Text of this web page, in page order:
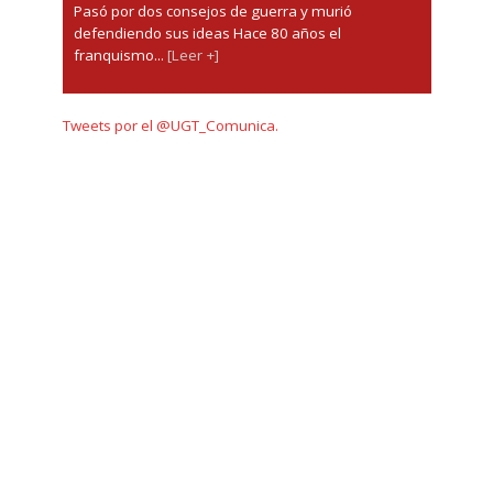
Pasó por dos consejos de guerra y murió
defendiendo sus ideas Hace 80 años el
franquismo... [Leer +]
Tweets por el @UGT_Comunica.